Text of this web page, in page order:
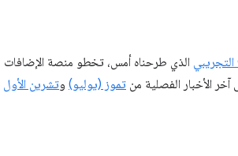
الذي طرحناه أمس، تخطو منصة الإضافات
الأخبار الفصلية من تموز (يوليو) وتشرين الأول